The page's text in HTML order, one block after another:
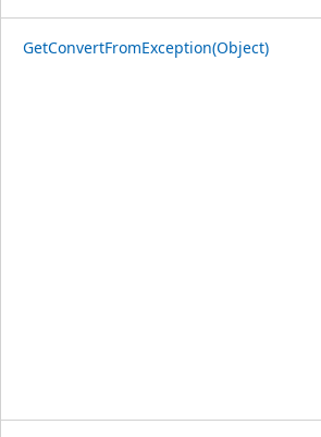
GetConvertFromException(Object)